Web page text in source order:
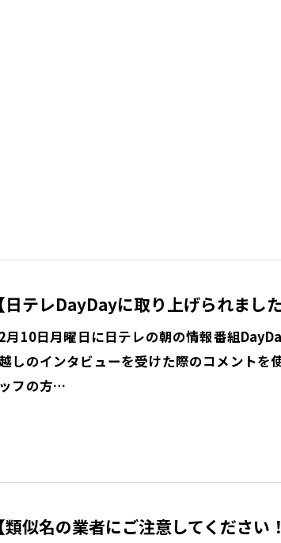
【日テレDayDayに取り上げられました
月10日月曜日に日テレの朝の情報番組
しのインタビューを受けた際のコメント
フの方…
【類似名の業者にご注意してください